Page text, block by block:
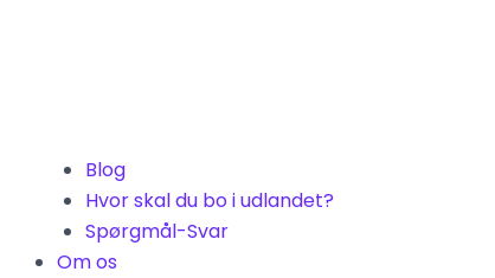
Blog
Hvor skal du bo i udlandet?
Spørgmål-Svar
Om os